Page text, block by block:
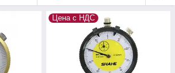
Цена с НДС